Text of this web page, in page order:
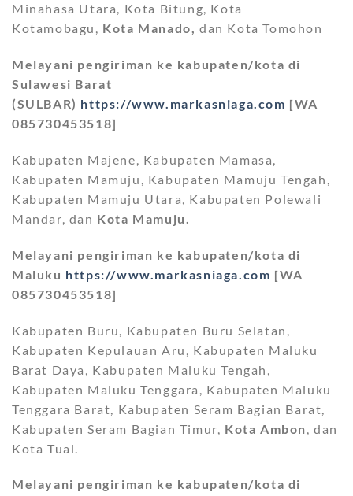
Minahasa Utara, Kota Bitung, Kota
Kotamobagu, Kota Manado, dan Kota Tomohon
Melayani pengiriman ke kabupaten/kota di
Sulawesi Barat
(SULBAR) https://www.markasniaga.com [WA
085730453518]
Kabupaten Majene, Kabupaten Mamasa,
Kabupaten Mamuju, Kabupaten Mamuju Tengah,
Kabupaten Mamuju Utara, Kabupaten Polewali
Mandar, dan Kota Mamuju.
Melayani pengiriman ke kabupaten/kota di
Maluku https://www.markasniaga.com [WA
085730453518]
Kabupaten Buru, Kabupaten Buru Selatan,
Kabupaten Kepulauan Aru, Kabupaten Maluku
Barat Daya, Kabupaten Maluku Tengah,
Kabupaten Maluku Tenggara, Kabupaten Maluku
Tenggara Barat, Kabupaten Seram Bagian Barat,
Kabupaten Seram Bagian Timur, Kota Ambon , dan
Kota Tual.
Melayani pengiriman ke kabupaten/kota di